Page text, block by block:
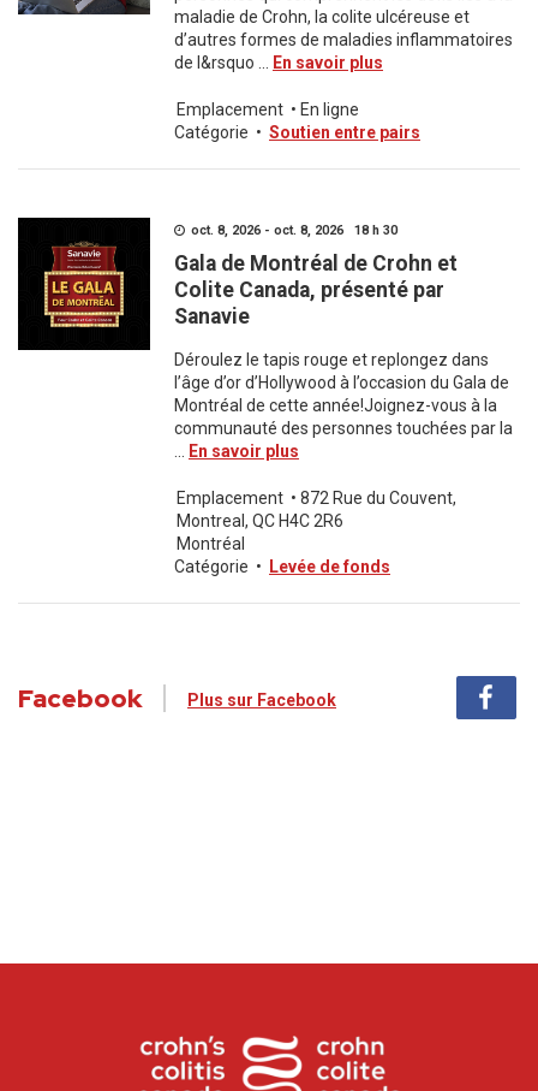
maladie de Crohn, la colite ulcéreuse et
d’autres formes de maladies inflammatoires
de l&rsquo ...
En savoir plus
Emplacement • En ligne
Catégorie • Soutien entre pairs
oct. 8, 2026 - oct. 8, 2026 18 h 30
Gala de Montréal de Crohn et
Colite Canada, présenté par
Sanavie
Déroulez le tapis rouge et replongez dans
l’âge d’or d’Hollywood à l’occasion du Gala de
Montréal de cette année!Joignez-vous à la
communauté des personnes touchées par la
En savoir plus
Emplacement • 872 Rue du Couvent,
Montreal, QC H4C 2R6
Montréal
Catégorie • Levée de fonds
Facebook Plus sur Facebook